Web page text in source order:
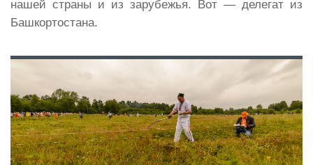
нашей страны и из зарубежья. Вот — делегат из
Башкортостана.